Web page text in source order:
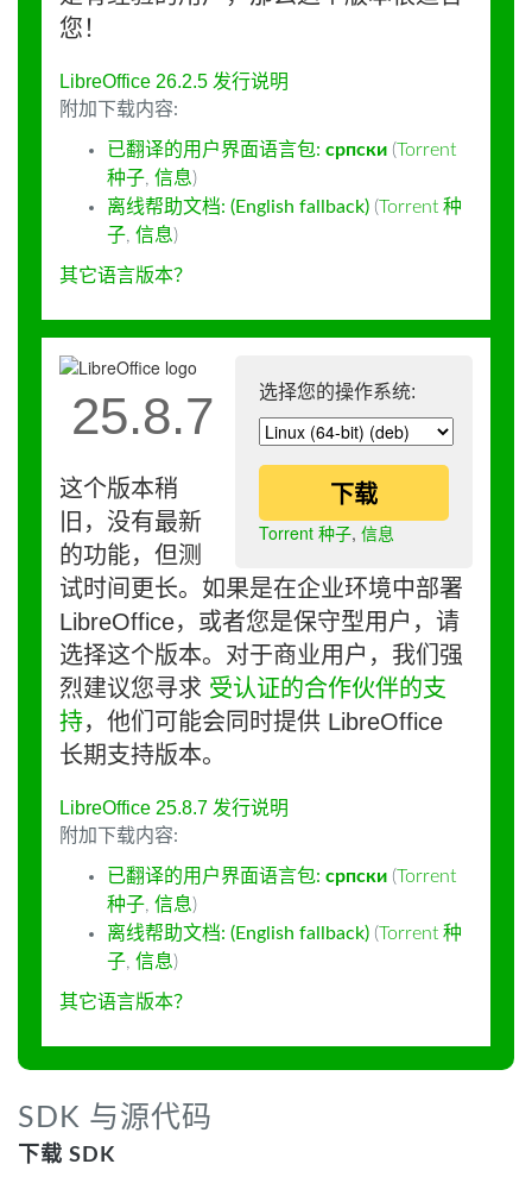
您！
LibreOffice 26.2.5 发行说明
附加下载内容:
已翻译的用户界面语言包: српски (Torrent
种子, 信息)
离线帮助文档: (English fallback) (Torrent 种
子, 信息)
其它语言版本？
选择您的操作系统:
下载
Torrent 种子, 信息
25.8.7
这个版本稍
旧，没有最新
的功能，但测
试时间更长。如果是在企业环境中部署
LibreOffice，或者您是保守型用户，请
选择这个版本。对于商业用户，我们强
烈建议您寻求 受认证的合作伙伴的支
持，他们可能会同时提供 LibreOffice
长期支持版本。
LibreOffice 25.8.7 发行说明
附加下载内容:
已翻译的用户界面语言包: српски (Torrent
种子, 信息)
离线帮助文档: (English fallback) (Torrent 种
子, 信息)
其它语言版本？
SDK 与源代码
下载 SDK